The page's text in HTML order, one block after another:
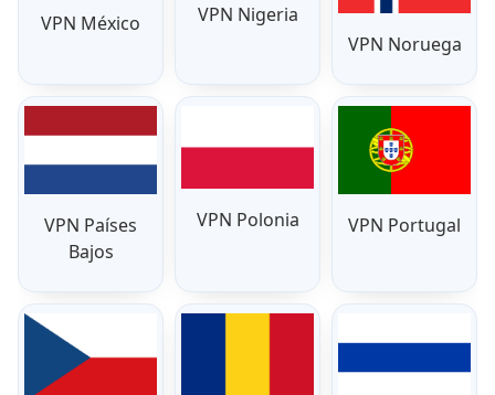
VPN México
VPN Nigeria
VPN Noruega
VPN Países
Bajos
VPN Polonia VPN Portugal